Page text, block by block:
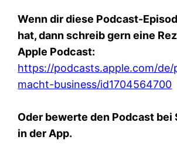
Wenn dir diese Podcast-
hat, dann schreib gern eine
Apple Podcast:
https://podcasts.apple.com/
macht-business/id1704564700
Oder bewerte den Podcast
in der App.